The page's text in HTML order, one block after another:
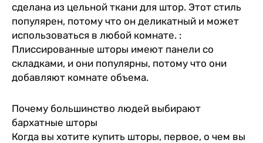
сделана из цельной ткани для штор. Этот стиль
популярен, потому что он деликатный и может
использоваться в любой комнате. :
Плиссированные шторы имеют панели со
складками, и они популярны, потому что они
добавляют комнате объема.
Почему большинство людей выбирают
бархатные шторы
Когда вы хотите купить шторы, первое, о чем вы